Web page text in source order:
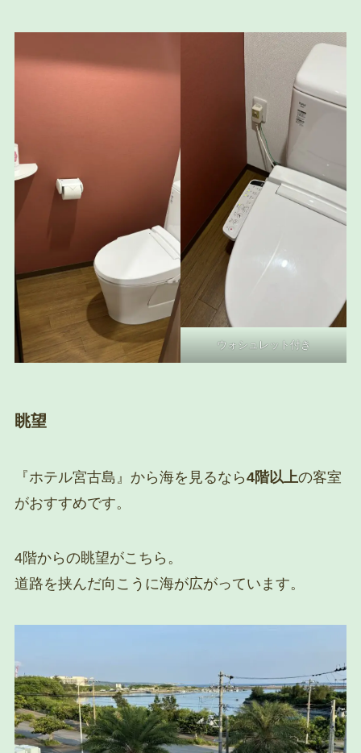
ウォシュレット付き
眺望
『ホテル宮古島』から海を見るなら4階以上の客室
がおすすめです。
4階からの眺望がこちら。
道路を挟んだ向こうに海が広がっています。